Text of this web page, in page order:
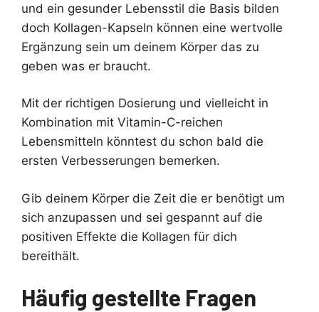
und ein gesunder Lebensstil die Basis bilden
doch Kollagen-Kapseln können eine wertvolle
Ergänzung sein um deinem Körper das zu
geben was er braucht.
Mit der richtigen Dosierung und vielleicht in
Kombination mit Vitamin-C-reichen
Lebensmitteln könntest du schon bald die
ersten Verbesserungen bemerken.
Gib deinem Körper die Zeit die er benötigt um
sich anzupassen und sei gespannt auf die
positiven Effekte die Kollagen für dich
bereithält.
Häufig gestellte Fragen